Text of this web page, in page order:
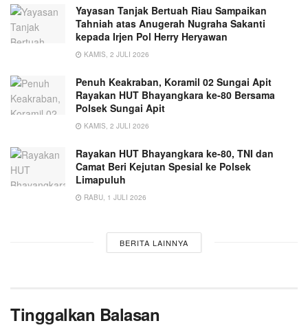
Yayasan Tanjak Bertuah Riau Sampaikan
Tahniah atas Anugerah Nugraha Sakanti
kepada Irjen Pol Herry Heryawan
KAMIS, 2 JULI 2026
Penuh Keakraban, Koramil 02 Sungai Apit
Rayakan HUT Bhayangkara ke-80 Bersama
Polsek Sungai Apit
KAMIS, 2 JULI 2026
Rayakan HUT Bhayangkara ke-80, TNI dan
Camat Beri Kejutan Spesial ke Polsek
Limapuluh
RABU, 1 JULI 2026
BERITA LAINNYA
Tinggalkan Balasan